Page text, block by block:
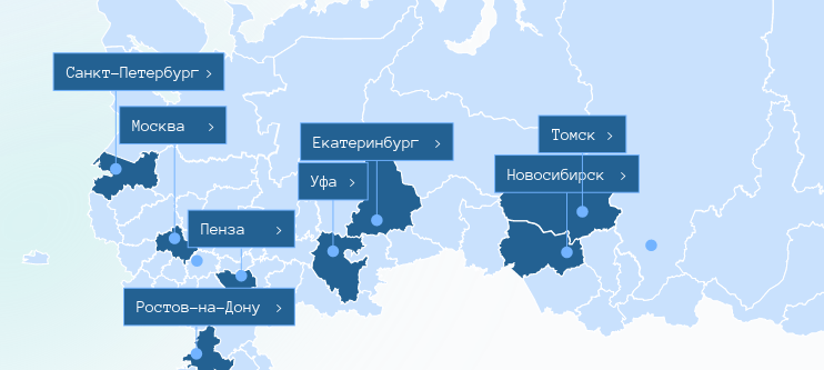
Санкт-Петербург >
Москва >
Ростов-на-Дону >
Пенза >
Уфа >
Екатеринбург
>
Новосибирск
>
Томск >